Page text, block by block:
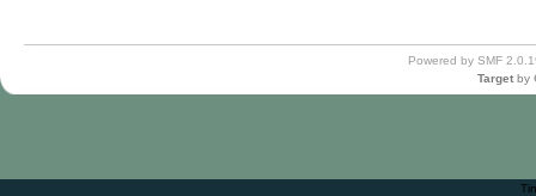
Powered by SMF
Target by